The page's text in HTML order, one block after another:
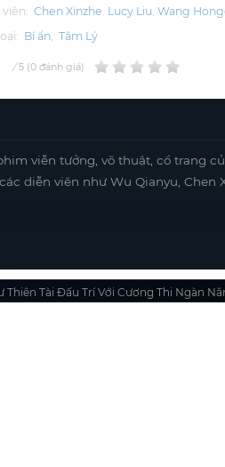
viên: Chen Xinzhe Lucy Liu Wang
Bí ẩn, Tâm Lý
/ 5 0 đánh giá
viễn tưởng, võ thuật, cổ trang
diễn viên như Wu Qianyu, Chen
Thiên Tài Đấu Trí Với Cương Thi Ngàn